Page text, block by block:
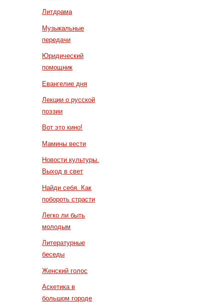
Литдрама
Музыкальные
передачи
Юридический
помощник
Евангелие дня
Лекции о русской
поэзии
Вот это кино!
Мамины вести
Новости культуры.
Выход в свет
Найди себя. Как
побороть страсти
Легко ли быть
молодым
Литературные
беседы
Женский голос
Аскетика в
большом городе